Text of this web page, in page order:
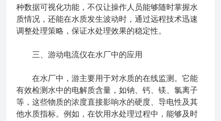
种数据可视化功能，不仅让操作人员能够随时掌握水
质情况，还能在水质发生波动时，通过远程技术迅速
调整处理策略，保证水处理效果的稳定性。
三、游动电流仪在水厂中的应用
在水厂中，游主要用于对水质的在线监测。它能
有效检测水中的电解质含量，如钠、钙、镁、氯离子
等，这些物质的浓度直接影响水的硬度、导电性及其
他水质指标。例如，在饮用水处理过程中，能够及时